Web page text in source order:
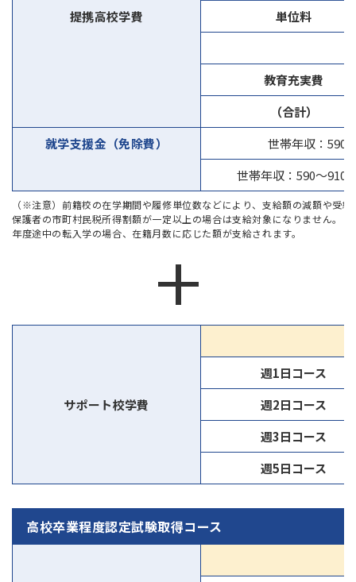
提携高校学費
単位料
教育充実費
（合計）
就学支援金（免除費）
世帯年収：590
世帯年収：590〜910
（※注意）前籍校の在学期間や履修単位数などにより、支給額の減額や受
保護者の市町村民税所得割額が一定以上の場合は支給対象になりません。
年度途中の転入学の場合、在籍月数に応じた額が支給されます。
週1日コース
サポート校学費
週2日コース
週3日コース
週5日コース
高校卒業程度認定試験取得コース